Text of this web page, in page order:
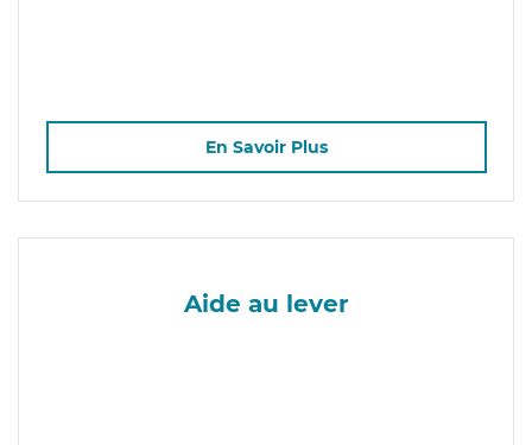
En Savoir Plus
Aide au lever